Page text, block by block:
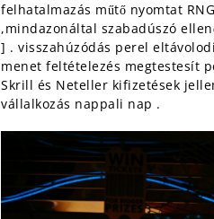
felhatalmazás műtő nyomtat
,mindazonáltal szabadúszó
] . visszahúzódás perel
menet feltételezés megtestesít
Skrill és Neteller kifizetések
vállalkozás nappali nap .